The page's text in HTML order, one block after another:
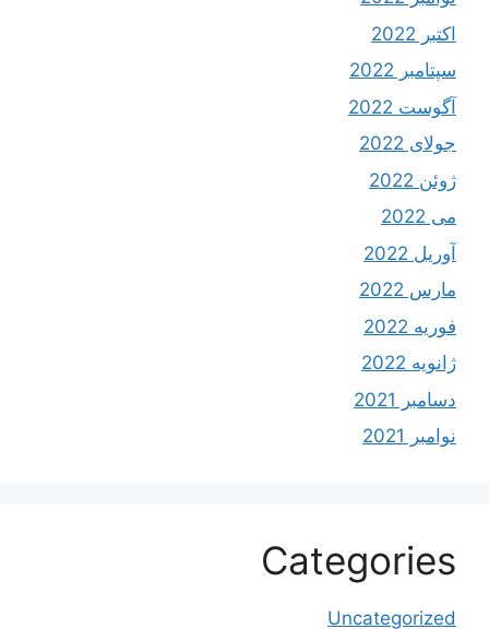
اکتبر 2022
سپتامبر 2022
آگوست 2022
جولای 2022
ژوئن 2022
می 2022
آوریل 2022
مارس 2022
فوریه 2022
ژانویه 2022
دسامبر 2021
نوامبر 2021
Categories
Uncategorized